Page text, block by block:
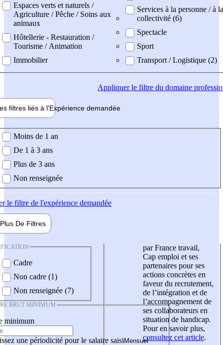
Espaces verts et naturels /
Agriculture / Pêche / Soins aux
animaux
Hôtellerie - Restauration /
Tourisme / Animation
Immobilier
Services à la personne / à la
collectivité (6)
Spectacle
Sport
Transport / Logistique (2)
Appliquerle filtre du domaine
filtres liés à l'Expérience demandée
demandée
Moins de 1 an
De 1 à 3 ans
Plus de 3 ans
Non renseignée
le filtre de l'expérience demandée
Plus De Filtres
Cadre
Non cadre (1)
Non renseignée (7)
BRUT MINIMUM
minimum
une périodicité pour le salaire saisi
par France travail,
Cap emploi et ses
partenaires pour ses
actions concrètes en
faveur du recrutement,
de l’intégration et de
l’accompagnement de
ses collaborateurs en
situation de handicap.
Pour en savoir plus,
consultez cet article.